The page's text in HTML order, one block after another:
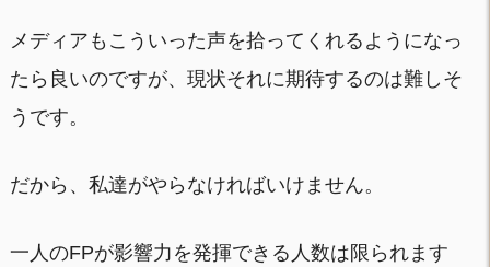
メディアもこういった声を拾ってくれるようになっ
たら良いのですが、現状それに期待するのは難しそ
うです。
だから、私達がやらなければいけません。
一人のFPが影響力を発揮できる人数は限られます